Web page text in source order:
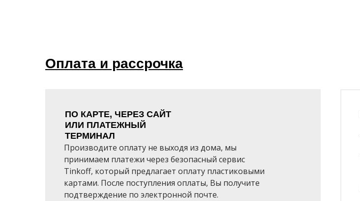
Оплата и рассрочка
ПО КАРТЕ, ЧЕРЕЗ САЙТ
ИЛИ ПЛАТЕЖНЫЙ
ТЕРМИНАЛ
Производите оплату не выходя из дома, мы
принимаем платежи через безопасный сервис
Tinkoff, который предлагает оплату пластиковыми
картами. После поступления оплаты, Вы получите
подтверждение по электронной почте.